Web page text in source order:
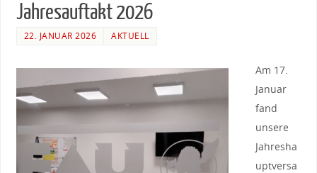
Jahresauftakt 2026
22. JANUAR 2026 AKTUELL
Am 17.
Januar
fand
unsere
Jahresha
uptversa